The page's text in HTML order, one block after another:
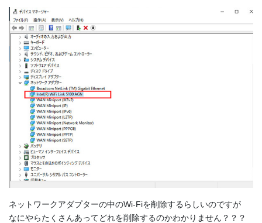
ネットワークアダプターの中のWi-Fiを削除するらしいのですが
なにやらたくさんあってどれを削除するのかわかりません？？？